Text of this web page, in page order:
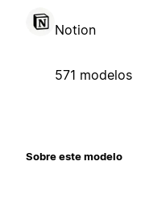
Notion
571 modelos
Sobre este modelo